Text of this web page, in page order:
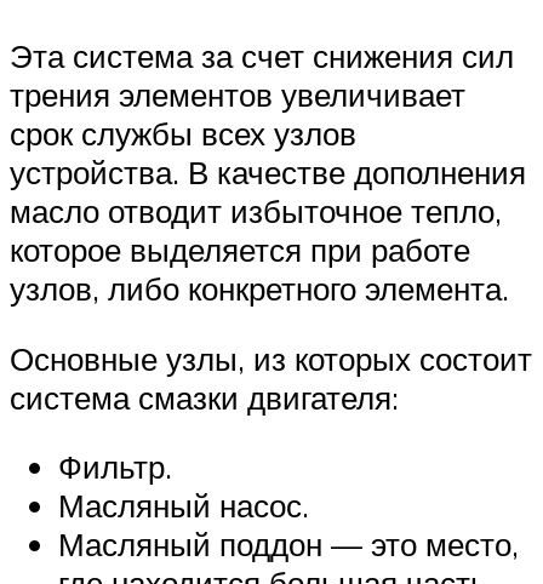
Эта система за счет снижения сил
трения элементов увеличивает
срок службы всех узлов
устройства. В качестве дополнения
масло отводит избыточное тепло,
которое выделяется при работе
узлов, либо конкретного элемента.
Основные узлы, из которых состоит
система смазки двигателя:
Фильтр.
Масляный насос.
Масляный поддон — это место,